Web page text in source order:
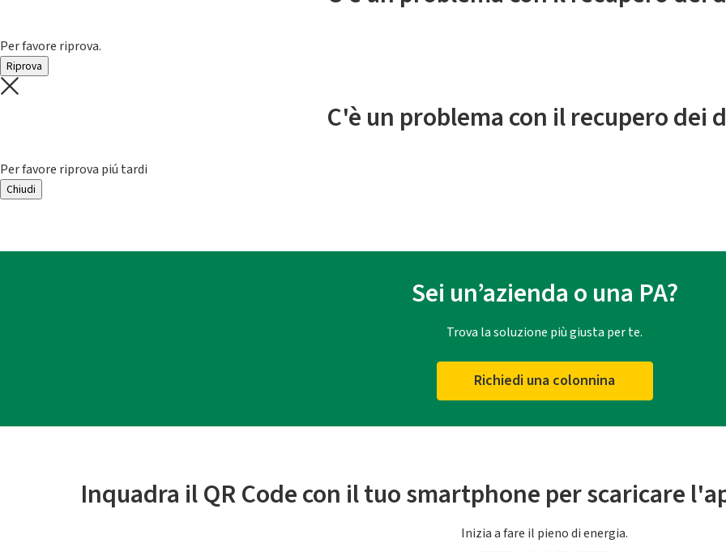
Per favore riprova.
Riprova
C'è un problema con il recupero dei
Per favore riprova piú tardi
Chiudi
Sei un’azienda o una PA?
Trova la soluzione più giusta per te.
Richiedi una colonnina
Inquadra il QR Code con il tuo smartphone per scaricare
Inizia a fare il pieno di energia.